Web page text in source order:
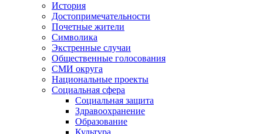
История
Достопримечательности
Почетные жители
Символика
Экстренные случаи
Общественные голосования
СМИ округа
Национальные проекты
Социальная сфера
Социальная защита
Здравоохранение
Образование